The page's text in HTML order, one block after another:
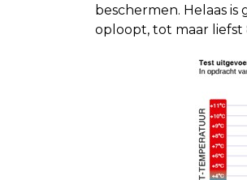
beschermen. Helaas
oploopt, tot maar liefst